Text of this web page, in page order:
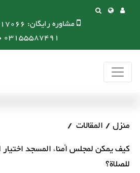
مشاوره رایگان:
03155587491
منزل
المقالات
كيف يمكن لمجلس أمناء المسجد
للصلاة؟